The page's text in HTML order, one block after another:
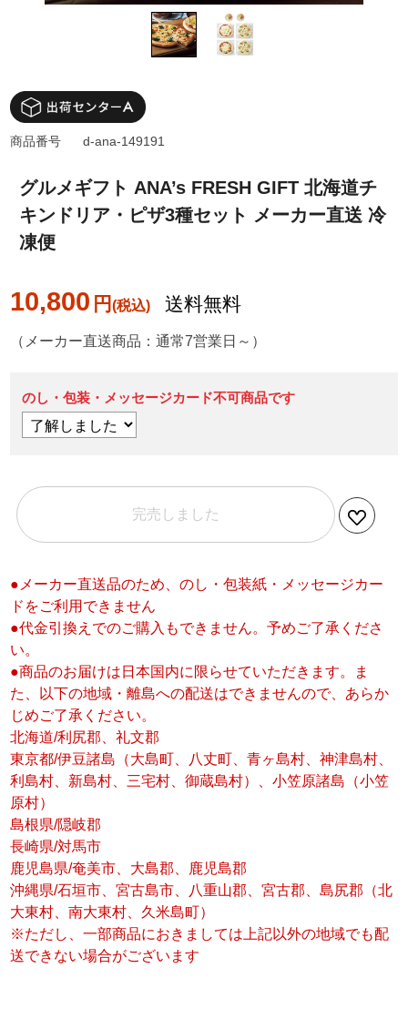
グルメギフト ANA’s FRESH GIFT 北海道チ
キンドリア・ピザ3種セット メーカー直送 冷
凍便
10,800 円 送料無料
商品番号 d-ana-149191
（メーカー直送商品：通常7営業日～）
のし・包装・メッセージカード不可商品です
完売しました
●メーカー直送品のため、のし・包装紙・メッセージカー
ドをご利用できません
●代金引換えでのご購入もできません。予めご了承くださ
い。
●商品のお届けは日本国内に限らせていただきます。ま
た、以下の地域・離島への配送はできませんので、あらか
じめご了承ください。
北海道/利尻郡、礼文郡
東京都/伊豆諸島（大島町、八丈町、青ヶ島村、神津島村、
利島村、新島村、三宅村、御蔵島村）、小笠原諸島（小笠
原村）
島根県/隠岐郡
長崎県/対馬市
鹿児島県/奄美市、大島郡、鹿児島郡
沖縄県/石垣市、宮古島市、八重山郡、宮古郡、島尻郡（北
大東村、南大東村、久米島町）
※ただし、一部商品におきましては上記以外の地域でも配
送できない場合がございます